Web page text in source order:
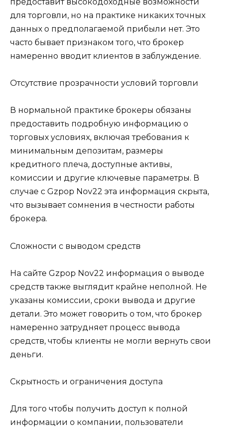
для торговли, но на практике никаких точных
данных о предполагаемой прибыли нет. Это
часто бывает признаком того, что брокер
намеренно вводит клиентов в заблуждение.
Отсутствие прозрачности условий торговли
В нормальной практике брокеры обязаны
предоставить подробную информацию о
торговых условиях, включая требования к
минимальным депозитам, размеры
кредитного плеча, доступные активы,
комиссии и другие ключевые параметры. В
случае с Gzpop Nov22 эта информация скрыта,
что вызывает сомнения в честности работы
брокера.
Сложности с выводом средств
На сайте Gzpop Nov22 информация о выводе
средств также выглядит крайне неполной. Не
указаны комиссии, сроки вывода и другие
детали. Это может говорить о том, что брокер
намеренно затрудняет процесс вывода
средств, чтобы клиенты не могли вернуть свои
деньги.
Скрытность и ограничения доступа
Для того чтобы получить доступ к полной
информации о компании, пользователи